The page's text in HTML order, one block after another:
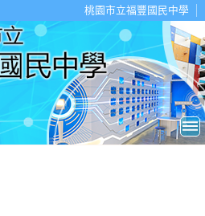
桃園市立福豐國民中學